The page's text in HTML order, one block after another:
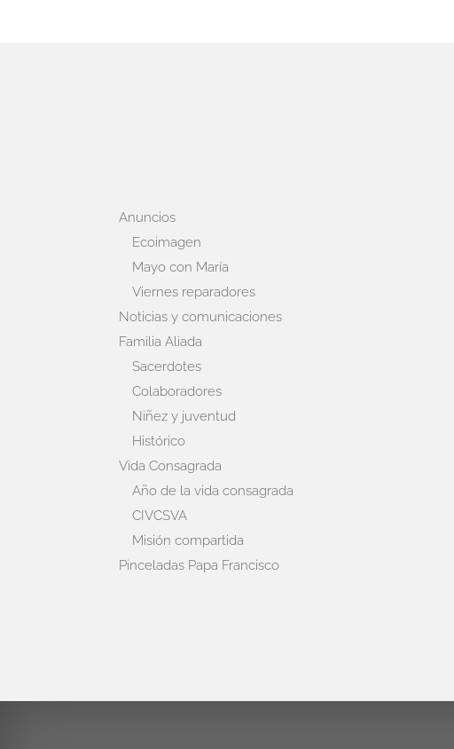
Anuncios
Ecoimagen
Mayo con María
Viernes reparadores
Noticias y comunicaciones
Familia Aliada
Sacerdotes
Colaboradores
Niñez y juventud
Histórico
Vida Consagrada
Año de la vida consagrada
CIVCSVA
Misión compartida
Pinceladas Papa Francisco